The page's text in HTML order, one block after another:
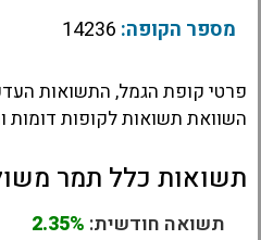
מספר הקופה:
פרטי קופת הגמל, התשואות
השוואת תשואות לקופות דומות
תשואות כלל תמר
תשואה חודשית: 2.35%